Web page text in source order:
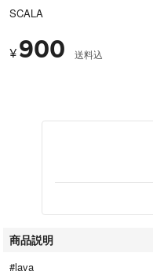
SCALA
¥ 900 送料込
商品説明
#lava